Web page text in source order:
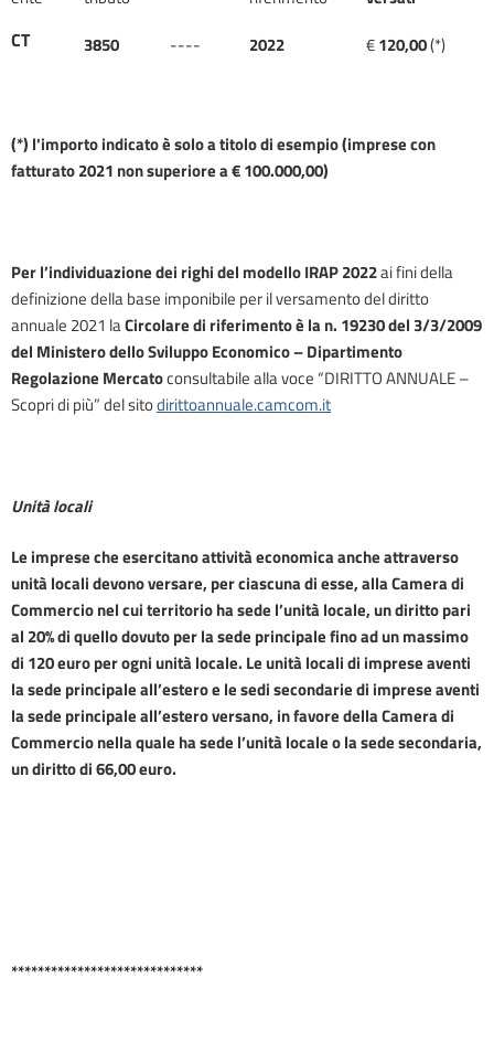
CT 3850 ---- 2022 €120,00(*)
(*) l'importo indicato è solo a titolo di esempio (imprese con
fatturato 2021 non superiore a € 100.000,00)
Per l’individuazione dei righi del modello IRAP 2022ai fini della
definizione della base imponibile per il versamento del diritto
annuale 2021 laCircolare di riferimento è la n. 19230 del 3/3/2009
del Ministero dello Sviluppo Economico – Dipartimento
Regolazione Mercatoconsultabile alla voce “DIRITTO ANNUALE –
Scopri di più” del sitodirittoannuale.camcom.it
Unità locali
Le imprese che esercitano attività economica anche attraverso
unità locali devono versare, per ciascuna di esse, alla Camera di
Commercio nel cui territorio ha sede l’unità locale, un diritto pari
al 20% di quello dovuto per la sede principale fino ad un massimo
di 120 euro per ogni unità locale. Le unità locali di imprese aventi
la sede principale all’estero e le sedi secondarie di imprese aventi
la sede principale all’estero versano, in favore della Camera di
Commercio nella quale ha sede l’unità locale o la sede secondaria,
un diritto di 66,00 euro.
*****************************